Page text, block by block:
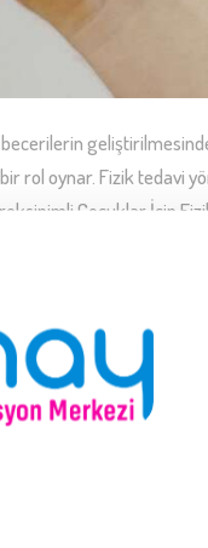
rol oynar. Fizik tedavi
Çocuklar İçin